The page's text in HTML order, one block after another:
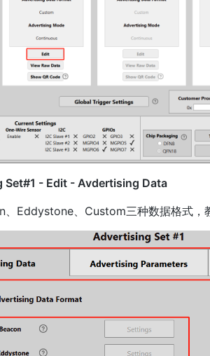
Set#1 - Edit - Avdertising Data
、Eddystone、Custom三种数据格式，